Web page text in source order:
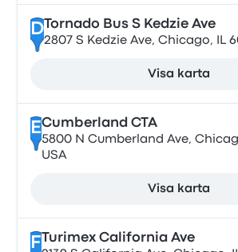
DTornado Bus S Kedzie Ave
2807 S Kedzie Ave, Chicago, IL
Visa karta
ECumberland CTA
5800 N Cumberland Ave,
USA
Visa karta
F Turimex California Ave